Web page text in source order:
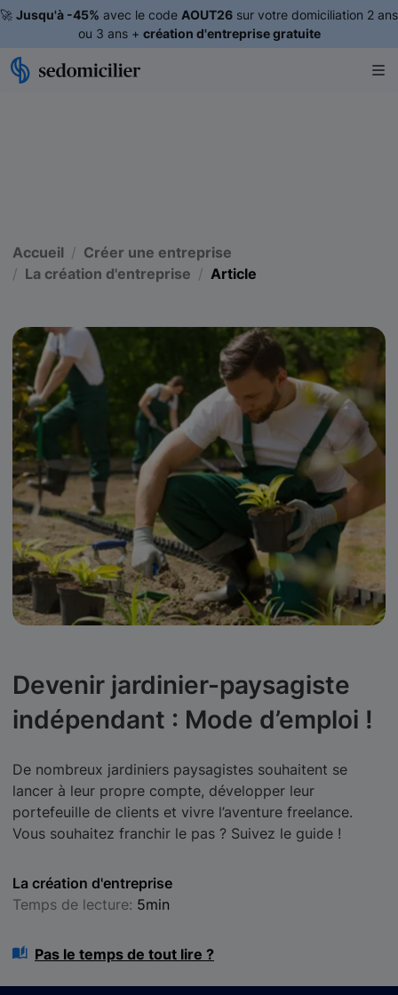
🚀 Jusqu'à -45% avec le code AOUT26 sur votre domiciliation 2 ans
ou 3 ans + création d'entreprise gratuite
Accueil
Créer une entreprise
La création d'entreprise
Article
Devenir jardinier-paysagiste
indépendant : Mode d’emploi !
De nombreux jardiniers paysagistes souhaitent se
lancer à leur propre compte, développer leur
portefeuille de clients et vivre l’aventure freelance.
Vous souhaitez franchir le pas ? Suivez le guide !
La création d'entreprise
Temps de lecture: 5min
Pas le temps de tout lire ?